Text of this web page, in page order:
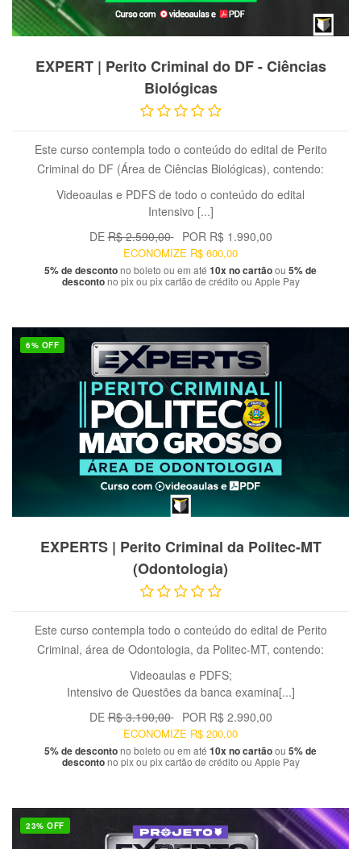
EXPERT | Perito Criminal do DF - Ciências
Biológicas
Este curso contempla todo o conteúdo do edital de Perito
Criminal do DF (Área de Ciências Biológicas), contendo:
Videoaulas e PDFS de todo o conteúdo do edital
Intensivo [...]
DE R$ 2.590,00 POR R$ 1.990,00
ECONOMIZE R$ 600,00
5% de descontono boleto ou em até 10x no cartãoou 5% de
descontono pix ou pix cartão de crédito ou Apple Pay
6% OFF
EXPERTS | Perito Criminal da Politec-MT
(Odontologia)
Este curso contempla todo o conteúdo do edital de Perito
Criminal, área de Odontologia, da Politec-MT, contendo:
Videoaulas e PDFS;
Intensivo de Questões da banca examina[...]
DE R$ 3.190,00 POR R$ 2.990,00
ECONOMIZE R$ 200,00
5% de descontono boleto ou em até 10x no cartãoou 5% de
descontono pix ou pix cartão de crédito ou Apple Pay
23% OFF